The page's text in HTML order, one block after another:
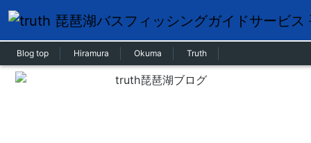
Blog top Hiramura Okuma Truth